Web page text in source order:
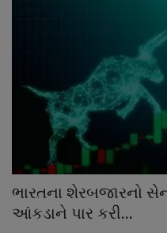
ભારતના શેરબજારનો
આંકડાને પાર કરી...